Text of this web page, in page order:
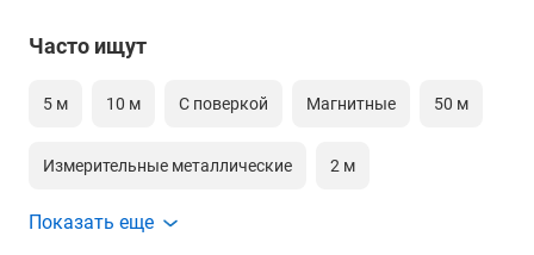
Часто ищут
5 м 10 м С поверкой Магнитные 50 м
Измерительные металлические 2 м
Геодезические 50 м
Показать еще